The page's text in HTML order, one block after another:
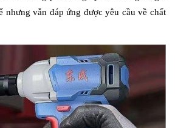
nhưng vẫn đáp ứng được yêu cầu về chất